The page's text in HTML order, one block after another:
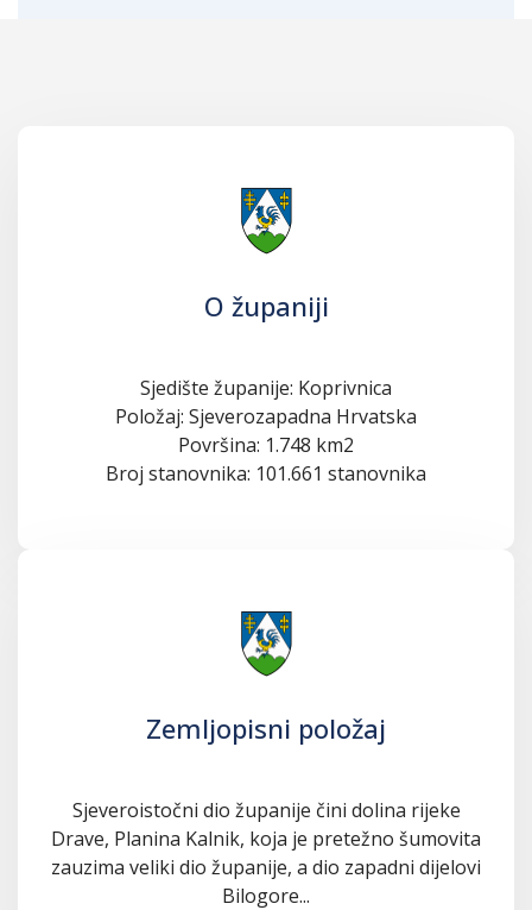
O županiji
Sjedište županije: Koprivnica
Položaj: Sjeverozapadna Hrvatska
Površina: 1.748 km2
Broj stanovnika: 101.661 stanovnika
Zemljopisni položaj
Sjeveroistočni dio županije čini dolina rijeke
Drave, Planina Kalnik, koja je pretežno šumovita
zauzima veliki dio županije, a dio zapadni dijelovi
Bilogore...